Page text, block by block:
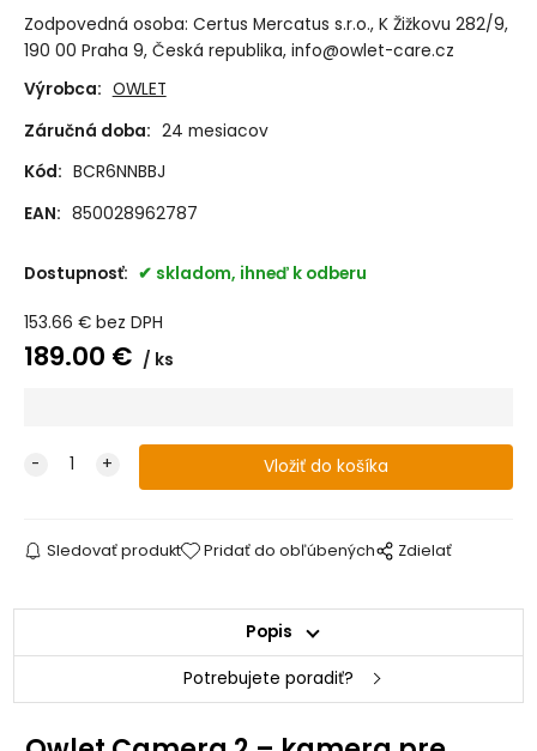
Zodpovedná osoba: Certus Mercatus s.r.o., K Žižkovu 282/9,
190 00 Praha 9, Česká republika, info@owlet-care.cz
Výrobca: OWLET
Záručná doba: 24 mesiacov
Kód: BCR6NNBBJ
EAN: 850028962787
Dostupnosť: skladom, ihneď k odberu
153.66 € bez DPH
189.00 € ks
Sledovať produkt Pridať do obľúbených Zdielať
Popis
Potrebujete poradiť?